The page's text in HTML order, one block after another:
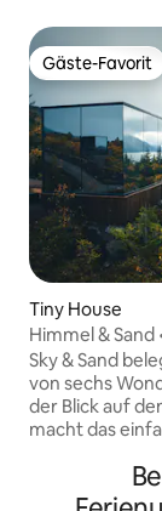
Gäste-Favorit
Gäste-Favorit
Tiny House
Himmel & Sand
WonderInn
Sky & Sand
von sechs
der Blick auf
macht das
helle Küste
Spiegelglas